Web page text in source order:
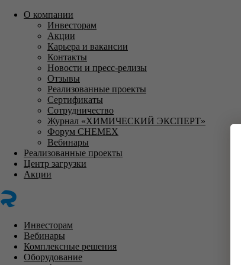
О компании
Инвесторам
Акции
Карьера и вакансии
Контакты
Новости и пресс-релизы
Отзывы
Реализованные проекты
Сертификаты
Сотрудничество
Журнал «ХИМИЧЕСКИЙ ЭКСПЕРТ»
Форум CHEMEX
Вебинары
Реализованные проекты
Центр загрузки
Акции
Инвесторам
Вебинары
Комплексные решения
Оборудование